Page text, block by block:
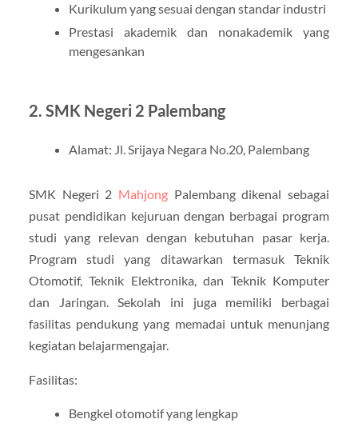
Kurikulum yang sesuai dengan standar industri
Prestasi akademik dan nonakademik yang
mengesankan
2. SMK Negeri 2 Palembang
Alamat: Jl. Srijaya Negara No.20, Palembang
SMK Negeri 2 Mahjong Palembang dikenal sebagai
pusat pendidikan kejuruan dengan berbagai program
studi yang relevan dengan kebutuhan pasar kerja.
Program studi yang ditawarkan termasuk Teknik
Otomotif, Teknik Elektronika, dan Teknik Komputer
dan Jaringan. Sekolah ini juga memiliki berbagai
fasilitas pendukung yang memadai untuk menunjang
kegiatan belajarmengajar.
Fasilitas:
Bengkel otomotif yang lengkap